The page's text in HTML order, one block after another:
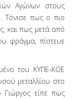
Αγώνων στους
Τόνισε πως ο πιο
και πως μετά από
φράγμα, πίστευε
του ΚΥΠΕ-ΚΟΕ
μεταλλίου στο
Γιώργος είπε πως